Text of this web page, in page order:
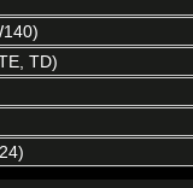
TD)